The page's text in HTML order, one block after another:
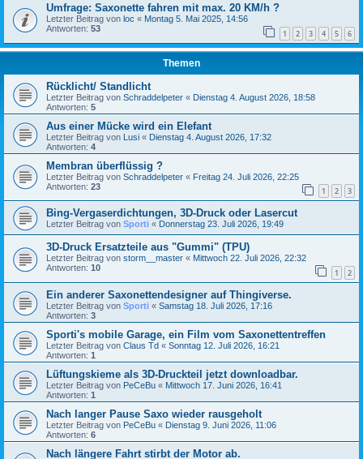
Umfrage: Saxonette fahren mit max. 20 KM/h ?
Letzter Beitrag von loc « Montag 5. Mai 2025, 14:56
Antworten: 53 1 2 3 4 5 6
Themen
Rücklicht/ Standlicht
Letzter Beitrag von Schraddelpeter « Dienstag 4. August 2026, 18:58
Antworten: 5
Aus einer Mücke wird ein Elefant
Letzter Beitrag von Lusi « Dienstag 4. August 2026, 17:32
Antworten: 4
Membran überflüssig ?
Letzter Beitrag von Schraddelpeter « Freitag 24. Juli 2026, 22:25
Antworten: 23 1 2 3
Bing-Vergaserdichtungen, 3D-Druck oder Lasercut
Letzter Beitrag von Sporti « Donnerstag 23. Juli 2026, 19:49
3D-Druck Ersatzteile aus "Gummi" (TPU)
Letzter Beitrag von storm__master « Mittwoch 22. Juli 2026, 22:32
Antworten: 10 1 2
Ein anderer Saxonettendesigner auf Thingiverse.
Letzter Beitrag von Sporti « Samstag 18. Juli 2026, 17:16
Antworten: 3
Sporti's mobile Garage, ein Film vom Saxonettentreffen
Letzter Beitrag von Claus Td « Sonntag 12. Juli 2026, 16:21
Antworten: 1
Lüftungskieme als 3D-Druckteil jetzt downloadbar.
Letzter Beitrag von PeCeBu « Mittwoch 17. Juni 2026, 16:41
Antworten: 1
Nach langer Pause Saxo wieder rausgeholt
Letzter Beitrag von PeCeBu « Dienstag 9. Juni 2026, 11:06
Antworten: 6
Nach längere Fahrt stirbt der Motor ab.